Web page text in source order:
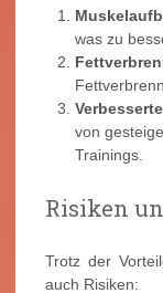
was zu
von
Trainings.
Risiken
Trotz der
auch Risiken: